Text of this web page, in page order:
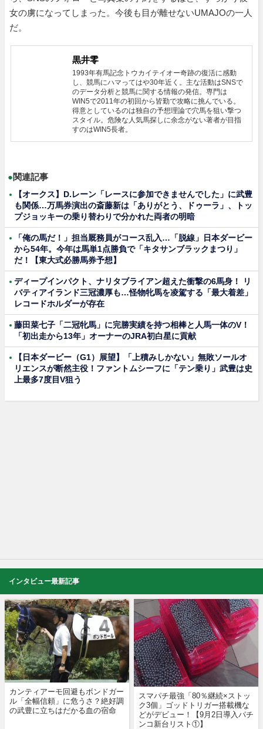
女の虜になってしまった。今後も目が離せないUMAJOの一人
だ。
黒井零
1993年有馬記念トウカイテイオー奇跡の復活に感動
し、競馬にハマってはや30年近く。主な活動はSNSで
のデータ分析と競馬に関する情報の発信。専門は
WIN5で2011年の初回から皆勤で攻略に挑んでいる。
得意としているのは独自の予想理論で穴馬を狙い撃つ
スタイル。危険な人気馬探しに余念がない著者が目指
すのはWIN5長者。
●関連記事
【オークス】D.レーン「レースに参加できませんでした」に武豊
も関係…万馬券演出の斎藤新は「ありがとう、ドゥーラ」、トッ
プジョッキーの乗り替わりで分かれた両者の明暗
「俺の馬だ！」担当厩務員がコース乱入…「脱線」日本ダービー
から54年。今年は馬単1点勝負で「キタサンブラックまつり」
だ！【東大式必勝馬券予想】
ディープインパクト、ナリタブライアン超えた衝撃の6馬身！ リ
バティアイランド三冠濃厚も…怪物牝馬を凌駕する「最大着差」
レコードホルダーが存在
藤田菜七子「二冠牝馬」に完勝実績を持つ相棒と人馬一体のV！
「初出走から13年」オーナーのJRA初白星に貢献
【日本ダービー（G1）展望】「上積みしかない」無敗ソールオ
リエンスが断然主役！ファントムシーフに「テン乗り」武豊は史
上最多7度目V狙う
インタビュー最新記事
カンティアーモ回避もボンドガー
ル「全幅信頼」に危うさ？絶好調
の武豊に立ちはだかる血の宿命
スマパチ最強「80％継続×ストッ
ク3個」ゴッドトリガー搭載機な
どがデビュー！【9月2日導入パチ
ンコ新台リスト①】